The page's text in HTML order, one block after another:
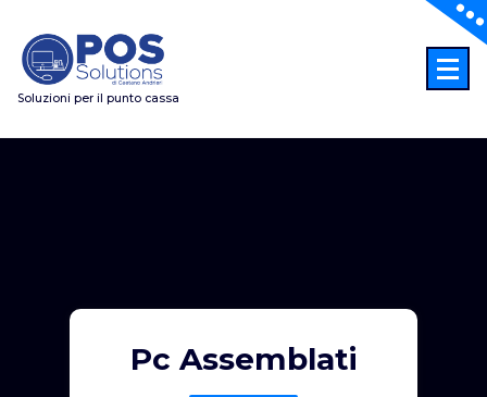
contenuto
Soluzioni per il punto cassa
Pc Assemblati